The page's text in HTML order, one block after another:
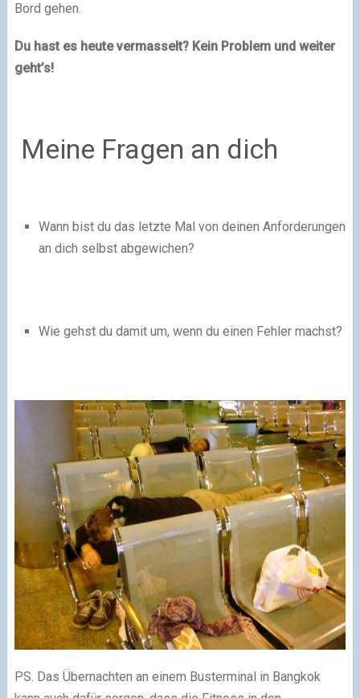
Bord gehen.
Du hast es heute vermasselt? Kein Problem und weiter
geht’s!
Meine Fragen an dich
Wann bist du das letzte Mal von deinen Anforderungen
an dich selbst abgewichen?
Wie gehst du damit um, wenn du einen Fehler machst?
PS. Das Übernachten an einem Busterminal in Bangkok